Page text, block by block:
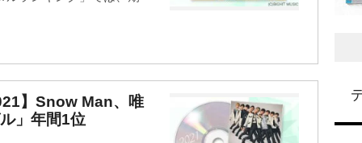
】Snow Man、唯
」年間1位